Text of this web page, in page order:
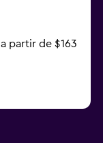
a partir de $163